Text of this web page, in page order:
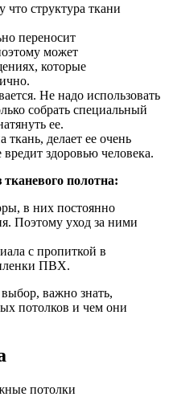
структура ткани
переносит
может
которые
Не надо использовать
собрать специальный
ее.
делает ее очень
здоровью человека.
полотна:
в них постоянно
Поэтому уход за ними
с пропиткой в
ПВХ.
важно знать,
потолков и чем они